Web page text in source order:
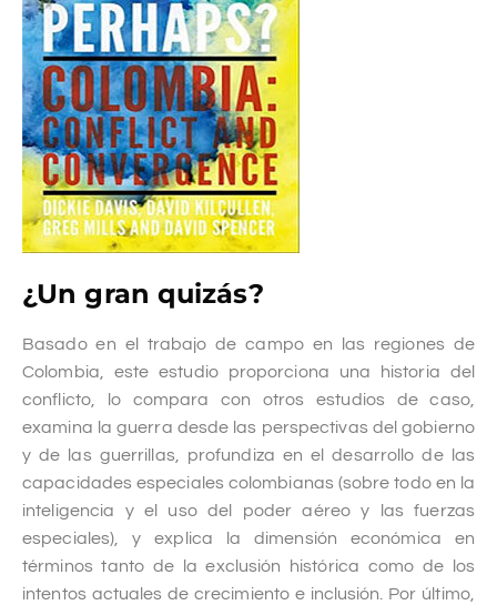
¿Un gran quizás?
Basado en el trabajo de campo en las regiones de
Colombia, este estudio proporciona una historia del
conflicto, lo compara con otros estudios de caso,
examina la guerra desde las perspectivas del gobierno
y de las guerrillas, profundiza en el desarrollo de las
capacidades especiales colombianas (sobre todo en la
inteligencia y el uso del poder aéreo y las fuerzas
especiales), y explica la dimensión económica en
términos tanto de la exclusión histórica como de los
intentos actuales de crecimiento e inclusión. Por último,